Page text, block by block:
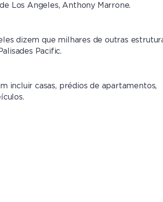
Los Angeles, Anthony Marrone.
dizem que milhares de outras
Pacific.
incluir casas, prédios de apartamentos,